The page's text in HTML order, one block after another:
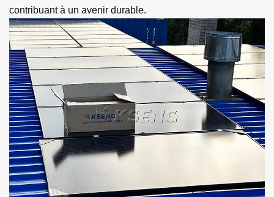
contribuant à un avenir durable.